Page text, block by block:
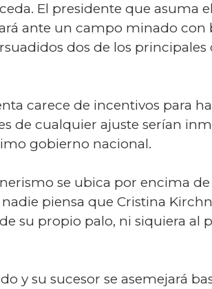
El presidente que asuma
ante un campo minado con
dos de los principales
carece de incentivos para
de cualquier ajuste serían
gobierno nacional.
se ubica por encima
piensa que Cristina
su propio palo, ni siquiera al
y su sucesor se asemejará